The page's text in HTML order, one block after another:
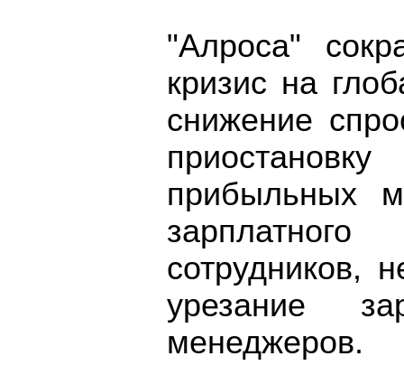
"Алроса"
кризис на
снижение
прибыльных
сотрудников,
урезание
менеджеров.